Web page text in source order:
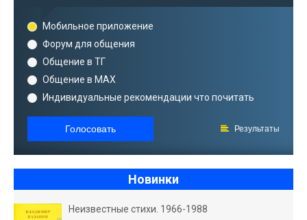
Мобильное приложение
Форум для общения
Общение в ТГ
Общение в MAX
Индивидуальные рекомендации что почитать
Голосовать Результаты
Новинки
Неизвестные стихи. 1966-1988